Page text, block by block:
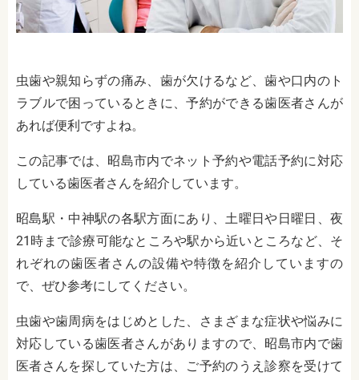
虫歯や親知らずの痛み、歯が欠けるなど、歯や口内のト
ラブルで困っているときに、予約ができる歯医者さんが
あれば便利ですよね。
この記事では、昭島市内でネット予約や電話予約に対応
している歯医者さんを紹介しています。
昭島駅・中神駅の各駅方面にあり、土曜日や日曜日、夜
21時まで診療可能なところや駅から近いところなど、そ
れぞれの歯医者さんの設備や特徴を紹介していますの
で、ぜひ参考にしてください。
虫歯や歯周病をはじめとした、さまざまな症状や悩みに
対応している歯医者さんがありますので、昭島市内で歯
医者さんを探していた方は、ご予約のうえ診察を受けて